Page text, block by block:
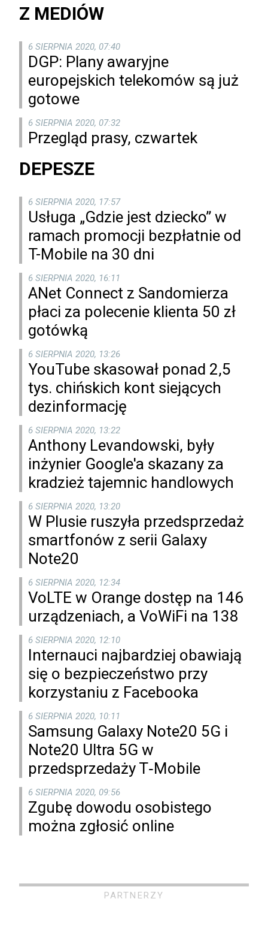
Z MEDIÓW
6 SIERPNIA 2020, 07:40
DGP: Plany awaryjne
europejskich telekomów są już
gotowe
6 SIERPNIA 2020, 07:32
Przegląd prasy, czwartek
DEPESZE
6 SIERPNIA 2020, 17:57
Usługa „Gdzie jest dziecko” w
ramach promocji bezpłatnie od
T-Mobile na 30 dni
6 SIERPNIA 2020, 16:11
ANet Connect z Sandomierza
płaci za polecenie klienta 50 zł
gotówką
6 SIERPNIA 2020, 13:26
YouTube skasował ponad 2,5
tys. chińskich kont siejących
dezinformację
6 SIERPNIA 2020, 13:22
Anthony Levandowski, były
inżynier Google'a skazany za
kradzież tajemnic handlowych
6 SIERPNIA 2020, 13:20
W Plusie ruszyła przedsprzedaż
smartfonów z serii Galaxy
Note20
6 SIERPNIA 2020, 12:34
VoLTE w Orange dostęp na 146
urządzeniach, a VoWiFi na 138
6 SIERPNIA 2020, 12:10
Internauci najbardziej obawiają
się o bezpieczeństwo przy
korzystaniu z Facebooka
6 SIERPNIA 2020, 10:11
Samsung Galaxy Note20 5G i
Note20 Ultra 5G w
przedsprzedaży T‑Mobile
6 SIERPNIA 2020, 09:56
Zgubę dowodu osobistego
można zgłosić online
PARTNERZY